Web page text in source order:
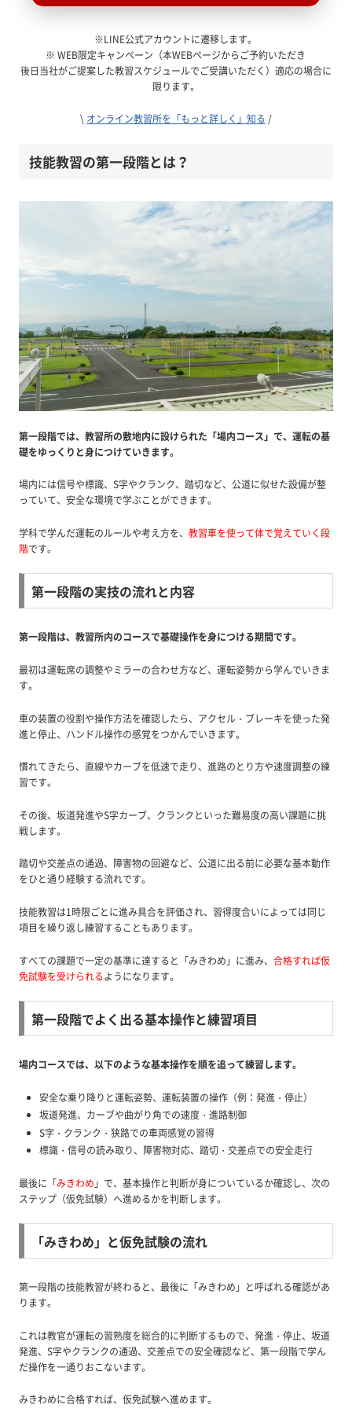
※LINE公式アカウントに遷移します。
※ WEB限定キャンペーン（本WEBページからご予約いただき
後日当社がご提案した教習スケジュールでご受講いただく）適応の場合に
限ります。
\ オンライン教習所を「もっと詳しく」知る /
技能教習の第一段階とは？
第一段階では、教習所の敷地内に設けられた「場内コース」で、運転の基
礎をゆっくりと身につけていきます。
場内には信号や標識、S字やクランク、踏切など、公道に似せた設備が整
っていて、安全な環境で学ぶことができます。
学科で学んだ運転のルールや考え方を、 教習車を使って体で覚えていく段
階です。
第一段階の実技の流れと内容
第一段階は、教習所内のコースで基礎操作を身につける期間です。
最初は運転席の調整やミラーの合わせ方など、運転姿勢から学んでいきま
す。
車の装置の役割や操作方法を確認したら、アクセル・ブレーキを使った発
進と停止、ハンドル操作の感覚をつかんでいきます。
慣れてきたら、直線やカーブを低速で走り、進路のとり方や速度調整の練
習です。
その後、坂道発進やS字カーブ、クランクといった難易度の高い課題に挑
戦します。
踏切や交差点の通過、障害物の回避など、公道に出る前に必要な基本動作
をひと通り経験する流れです。
技能教習は1時限ごとに進み具合を評価され、習得度合いによっては同じ
項目を繰り返し練習することもあります。
すべての課題で一定の基準に達すると「みきわめ」に進み、 合格すれば仮
免試験を受けられるようになります。
第一段階でよく出る基本操作と練習項目
場内コースでは、以下のような基本操作を順を追って練習します。
安全な乗り降りと運転姿勢、運転装置の操作（例：発進・停止）
坂道発進、カーブや曲がり角での速度・進路制御
S字・クランク・狭路での車両感覚の習得
標識・信号の読み取り、障害物対応、踏切・交差点での安全走行
最後に「みきわめ 」で、基本操作と判断が身についているか確認し、次の
ステップ（仮免試験）へ進めるかを判断します。
「みきわめ」と仮免試験の流れ
第一段階の技能教習が終わると、最後に「みきわめ」と呼ばれる確認があ
ります。
これは教官が運転の習熟度を総合的に判断するもので、発進・停止、坂道
発進、S字やクランクの通過、交差点での安全確認など、第一段階で学ん
だ操作を一通りおこないます。
みきわめに合格すれば、仮免試験へ進めます。